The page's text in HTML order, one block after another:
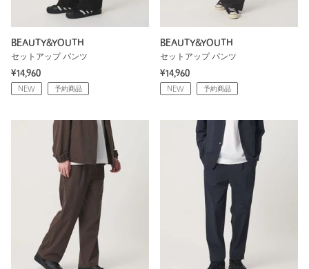
BEAUTY&YOUTH
セットアップ パンツ
¥14,960
NEW 予約商品
BEAUTY&YOUTH
セットアップ パンツ
¥14,960
NEW 予約商品